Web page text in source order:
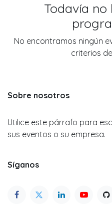
Todavía no
No encontramos ningún
criterios
Sobre nosotros
Utilice este párrafo para
sus eventos o su empresa.
Síganos